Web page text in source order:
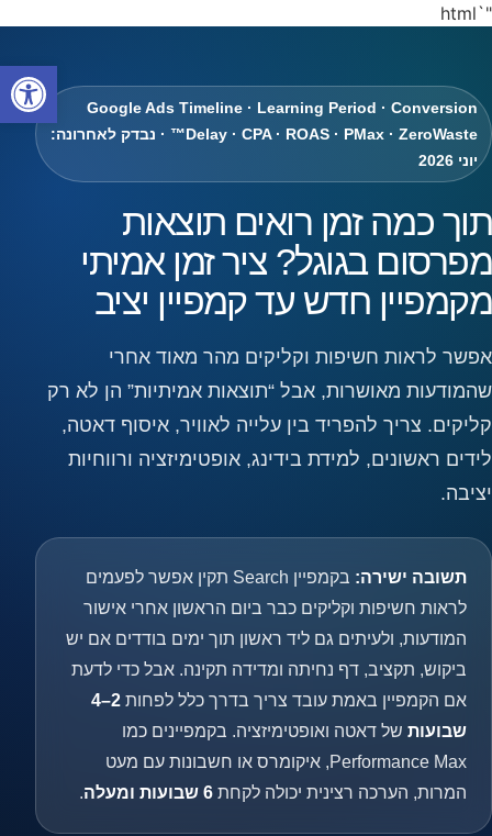
"`html
Google Ads Timeline · Learning Period · Conversion
Delay · CPA · ROAS · PMax · ZeroWaste™ · נבדק לאחרונה:
יוני 2026
תוך כמה זמן רואים תוצאות
מפרסום בגוגל? ציר זמן אמיתי
מקמפיין חדש עד קמפיין יציב
אפשר לראות חשיפות וקליקים מהר מאוד אחרי
שהמודעות מאושרות, אבל “תוצאות אמיתיות” הן לא רק
קליקים. צריך להפריד בין עלייה לאוויר, איסוף דאטה,
לידים ראשונים, למידת בידינג, אופטימיזציה ורווחיות
יציבה.
תשובה ישירה:
בקמפיין Search תקין אפשר לפעמים
לראות חשיפות וקליקים כבר ביום הראשון אחרי אישור
המודעות, ולעיתים גם ליד ראשון תוך ימים בודדים אם יש
ביקוש, תקציב, דף נחיתה ומדידה תקינה. אבל כדי לדעת
אם הקמפיין באמת עובד צריך בדרך כלל לפחות
2–4
שבועות של דאטה ואופטימיזציה. בקמפיינים כמו
Performance Max, איקומרס או חשבונות עם מעט
המרות, הערכה רצינית יכולה לקחת 6 שבועות ומעלה .